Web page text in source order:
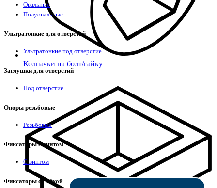
Колпачки на болт/гайку
Овальные
Полуовальные
Ультратонкие для отверстий
Ультратонкие под отверстие
Заглушки для отверстий
Под отверстие
Опоры резьбовые
Резьбовые
Фиксаторы с винтом
С винтом
Фиксаторы с гайкой